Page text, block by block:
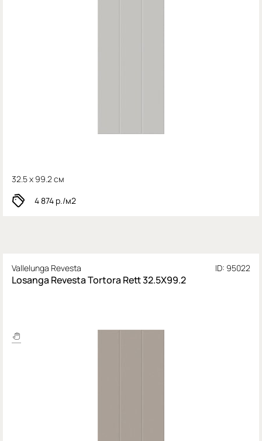
32.5 x 99.2 см
4 874 р./м2
Vallelunga Revesta ID: 95022
Losanga Revesta Tortora Rett 32.5X99.2